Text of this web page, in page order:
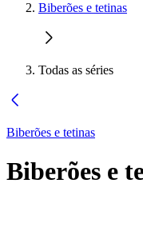
Biberões e tetinas
Todas as séries
Biberões e tetinas
Biberões e